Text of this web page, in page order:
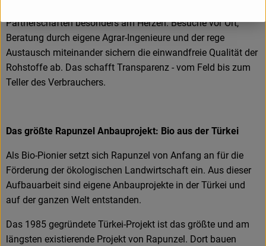
Partnerschaften besonders am Herzen. Besuche vor Ort,
Beratung durch eigene Agrar-Ingenieure und der rege
Austausch miteinander sichern die einwandfreie Qualität der
Rohstoffe ab. Das schafft Transparenz - vom Feld bis zum
Teller des Verbrauchers.
Das größte Rapunzel Anbauprojekt: Bio aus der Türkei
Als Bio-Pionier setzt sich Rapunzel von Anfang an für die
Förderung der ökologischen Landwirtschaft ein. Aus dieser
Aufbauarbeit sind eigene Anbauprojekte in der Türkei und
auf der ganzen Welt entstanden.
Das 1985 gegründete Türkei-Projekt ist das größte und am
längsten existierende Projekt von Rapunzel. Dort bauen